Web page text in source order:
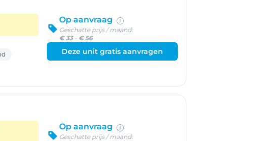
Op aanvraag
Geschatte prijs / maand:
€ 33- € 56
Deze unit gratis aanvragen
Op aanvraag
Geschatte prijs / maand: